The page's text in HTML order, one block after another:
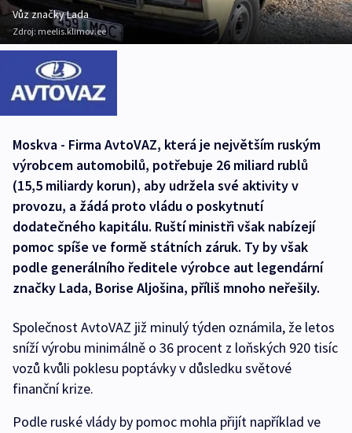
Vůz značky Lada
Zdroj: meelis.klimov.ee
Moskva - Firma AvtoVAZ, která je největším ruským
výrobcem automobilů, potřebuje 26 miliard rublů
(15,5 miliardy korun), aby udržela své aktivity v
provozu, a žádá proto vládu o poskytnutí
dodatečného kapitálu. Ruští ministři však nabízejí
pomoc spíše ve formě státních záruk. Ty by však
podle generálního ředitele výrobce aut legendární
značky Lada, Borise Aljošina, příliš mnoho neřešily.
Společnost AvtoVAZ již minulý týden oznámila, že letos
sníží výrobu minimálně o 36 procent z loňských 920 tisíc
vozů kvůli poklesu poptávky v důsledku světové
finanční krize.
Podle ruské vlády by pomoc mohla přijít například ve